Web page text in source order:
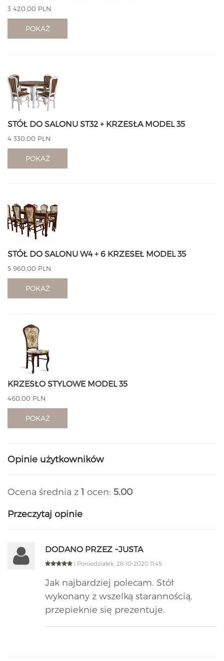
3 420,00 PLN
POKAŻ
STÓŁ DO SALONU ST32 + KRZESŁA MODEL 35
4 330,00 PLN
POKAŻ
STÓŁ DO SALONU W4 + 6 KRZESEŁ MODEL 35
5 960,00 PLN
POKAŻ
KRZESŁO STYLOWE MODEL 35
460,00 PLN
POKAŻ
Opinie użytkowników
Ocena średnia z 1 ocen: 5.00
Przeczytaj opinie
DODANO PRZEZ ~JUSTA
| Poniedziałek, 26-10-2020 11:45
Jak najbardziej polecam. Stół
wykonany z wszelką starannością,
przepieknie się prezentuje.